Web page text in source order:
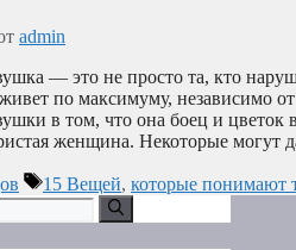
admin
— это не просто та, кто
по максимуму, независимо
в том, что она боец и
женщина. Некоторые могут
Метки
15 Вещей, которые понимают